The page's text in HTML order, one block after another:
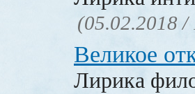
(05.02.2018 /
Великое
Лирика